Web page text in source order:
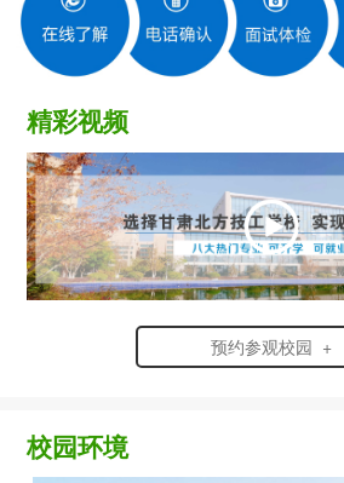
精彩视频
预约参观校园 +
校园环境